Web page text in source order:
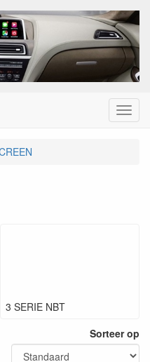
Menu
3 SERIE NBT
Sorteer op